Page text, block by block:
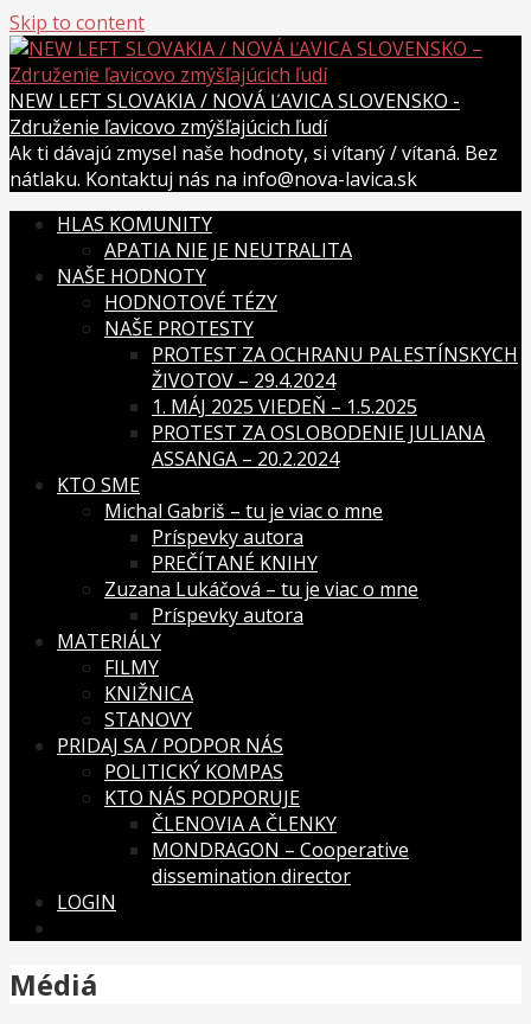
Skip to content
NEW LEFT SLOVAKIA / NOVÁ ĽAVICA SLOVENSKO -
Združenie ľavicovo zmýšľajúcich ľudí
Ak ti dávajú zmysel naše hodnoty, si vítaný / vítaná. Bez
nátlaku. Kontaktuj nás na info@nova-lavica.sk
HLAS KOMUNITY
APATIA NIE JE NEUTRALITA
NAŠE HODNOTY
HODNOTOVÉ TÉZY
NAŠE PROTESTY
PROTEST ZA OCHRANU PALESTÍNSKYCH
ŽIVOTOV – 29.4.2024
1. MÁJ 2025 VIEDEŇ – 1.5.2025
PROTEST ZA OSLOBODENIE JULIANA
ASSANGA – 20.2.2024
KTO SME
Michal Gabriš – tu je viac o mne
Príspevky autora
PREČÍTANÉ KNIHY
Zuzana Lukáčová – tu je viac o mne
Príspevky autora
MATERIÁLY
FILMY
KNIŽNICA
STANOVY
PRIDAJ SA / PODPOR NÁS
POLITICKÝ KOMPAS
KTO NÁS PODPORUJE
ČLENOVIA A ČLENKY
MONDRAGON – Cooperative
dissemination director
LOGIN
Médiá